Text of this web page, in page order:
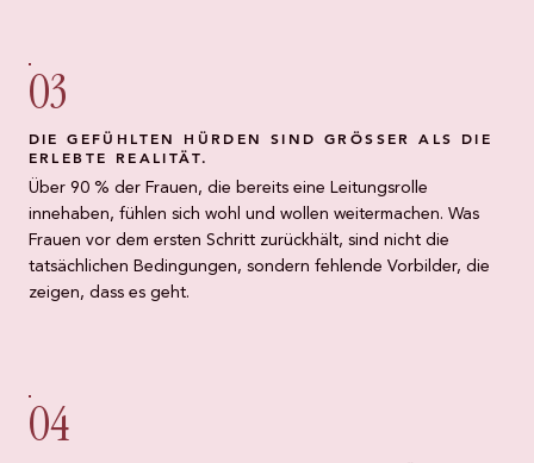
03
DIE GEFÜHLTEN HÜRDEN SIND GRÖSSER ALS DIE
ERLEBTE REALITÄT.
Über 90 % der Frauen, die bereits eine Leitungsrolle
innehaben, fühlen sich wohl und wollen weitermachen. Was
Frauen vor dem ersten Schritt zurückhält, sind nicht die
tatsächlichen Bedingungen, sondern fehlende Vorbilder, die
zeigen, dass es geht.
04